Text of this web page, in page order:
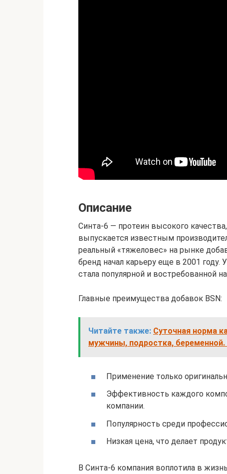
Описание
Синта-6 — протеин высокого
выпускается известным
реальный «тяжеловес» на рынке
бренд начал карьеру еще в 2001
стала популярной и востребованной
Главные преимущества добавок BSN:
Читайте также: Суточная норма
мужчины, подростка,
Применение только
Эффективность каждого
компании.
Популярность среди
Низкая цена, что делает
В Синта-6 компания воплотила в